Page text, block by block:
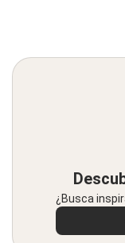
¿Busca